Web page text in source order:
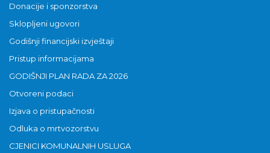
Donacije i sponzorstva
Sklopljeni ugovori
Godišnji financijski izvještaji
Pristup informacijama
GODIŠNJI PLAN RADA ZA 2026
Otvoreni podaci
Izjava o pristupačnosti
Odluka o mrtvozorstvu
CJENICI KOMUNALNIH USLUGA